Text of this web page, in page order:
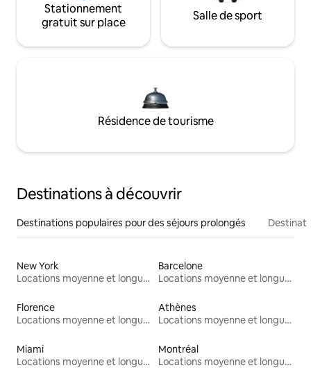
Stationnement
gratuit sur place
Salle de sport
Résidence de tourisme
Destinations à découvrir
Destinations populaires pour des séjours prolongés
New York
Locations moyenne et longue durée
Barcelone
Locations moyenne et longue durée
Florence
Locations moyenne et longue durée
Athènes
Locations moyenne et longue durée
Miami
Locations moyenne et longue durée
Montréal
Locations moyenne et longue durée